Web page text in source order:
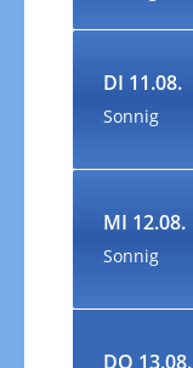
DI 11.08.
Sonnig
MI 12.08.
Sonnig
DO 13.08.